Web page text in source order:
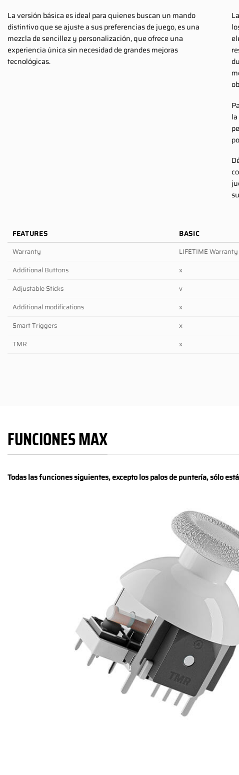
La versión básica es ideal para quienes buscan un mando
distintivo que se ajuste a sus preferencias de juego, es una
mezcla de sencillez y personalización, que ofrece una
experiencia única sin necesidad de grandes mejoras
tecnológicas.
FEATURES BASIC
Warranty
LIFETIME Warranty
Additional Buttons
x
Adjustable Sticks
v
Additional modifications
x
Smart Triggers
x
TMR
x
FUNCIONES MAX
Todas las funciones siguientes, excepto los palos de puntería, sólo